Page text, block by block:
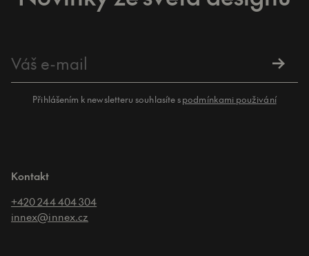
Přihlášením k newsletteru souhlasíte spodmínkami použivání
Kontakt
+420 244 404 304
innex@innex.cz